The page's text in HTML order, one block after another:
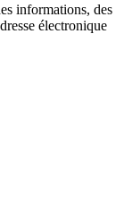
informations, des
électronique